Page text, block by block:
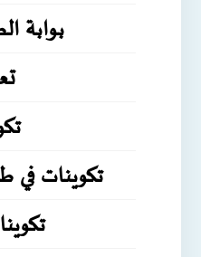
بوابة
تكوينات في